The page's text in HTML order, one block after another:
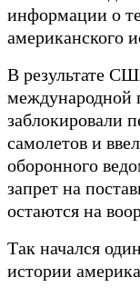
информации о
американского
В результате
международной
заблокировали
самолетов и
оборонного
запрет на
остаются на
Так начался
истории